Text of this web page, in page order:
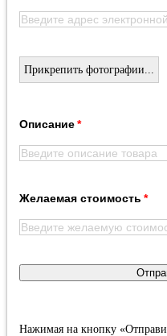
Прикрепить фотографии...
Описание
Желаемая стоимость
Нажимая на кнопку